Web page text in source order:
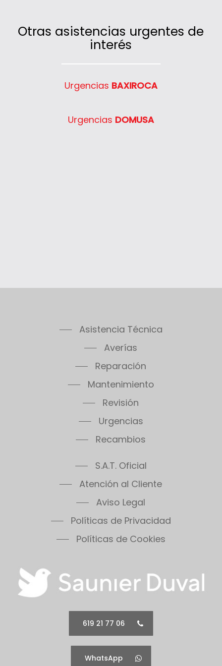
profesional.
Otras asistencias urgentes de
interés
Urgencias BAXIROCA
Urgencias DOMUSA
Asistencia Técnica
Averías
Reparación
Mantenimiento
Revisión
Urgencias
Recambios
S.A.T. Oficial
Atención al Cliente
Aviso Legal
Políticas de Privacidad
Políticas de Cookies
619 21 77 06
WhatsApp